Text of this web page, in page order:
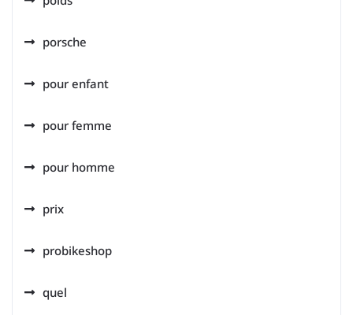
porsche
pour enfant
pour femme
pour homme
prix
probikeshop
quel